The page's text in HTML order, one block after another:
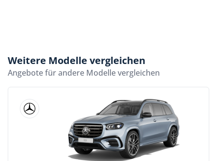
Weitere Modelle vergleichen
Angebote für andere Modelle vergleichen